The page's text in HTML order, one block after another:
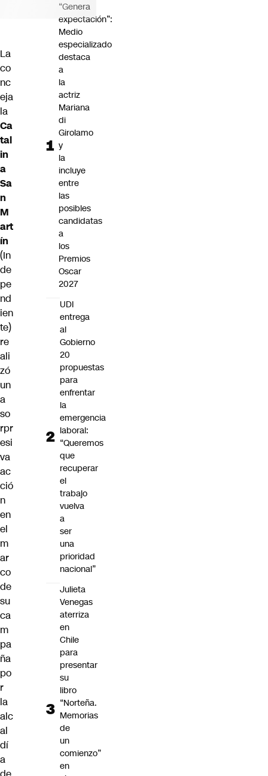
La
co
nc
eja
la
Ca
tal
in
a
Sa
n
M
art
ín
(In
de
pe
nd
ien
te)
re
ali
zó
un
a
so
rpr
esi
va
ac
ció
n
en
el
m
ar
co
de
su
ca
m
pa
ña
po
r
la
alc
al
dí
a
“Genera
expectación”:
Medio
especializado
destaca
a
la
actriz
Mariana
di
Girolamo
y
la
incluye
entre
las
posibles
candidatas
a
los
Premios
Oscar
2027
UDI
entrega
al
Gobierno
20
propuestas
para
enfrentar
la
emergencia
laboral:
“Queremos
que
recuperar
el
trabajo
vuelva
a
ser
una
prioridad
nacional”
Julieta
Venegas
aterriza
en
Chile
para
presentar
su
libro
“Norteña.
Memorias
de
un
comienzo”
en